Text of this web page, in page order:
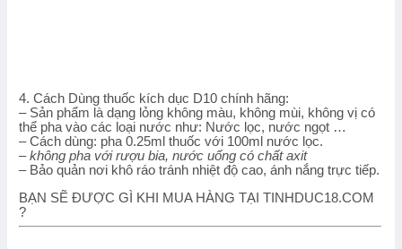
4. Cách Dùng thuốc kích dục D10 chính hãng:
– Sản phẩm là dạng lỏng không màu, không mùi, không vị có
thể pha vào các loại nước như: Nước lọc, nước ngọt …
– Cách dùng: pha 0.25ml thuốc với 100ml nước lọc.
–không pha với rượu bia, nước uống có chất axit
– Bảo quản nơi khô ráo tránh nhiệt độ cao, ánh nắng trực tiếp.
BẠN SẼ ĐƯỢC GÌ KHI MUA HÀNG TẠI TINHDUC18.COM
?